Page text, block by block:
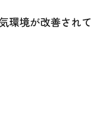
環境が改善されて